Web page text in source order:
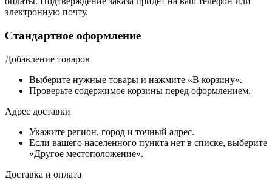
электронную почту.
Стандартное оформление
Добавление товаров
Выберите нужные товары и нажмите «В корзину».
Проверьте содержимое корзины перед оформлением.
Адрес доставки
Укажите регион, город и точный адрес.
Если вашего населенного пункта нет в списке, выберите
«Другое местоположение».
Доставка и оплата